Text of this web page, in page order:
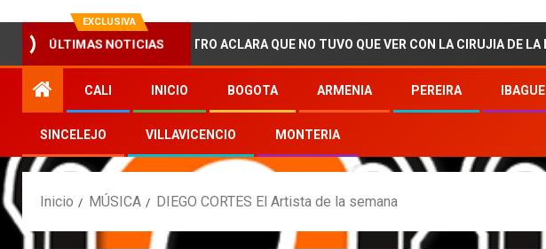
EXCLUSIVA
ÚLTIMAS NOTICIAS
MARCOS PETRO ACLARA QUE NO TUVO QUE VER CON LA CIRUJIA DE LA PACIENTE
CALI INICIO BOGOTA ARMENIA PEREIRA IBAGUE
SINCELEJO VILLAVICENCIO MONTERIA
Inicio MÚSICA DIEGO CORTES El Artista de la semana